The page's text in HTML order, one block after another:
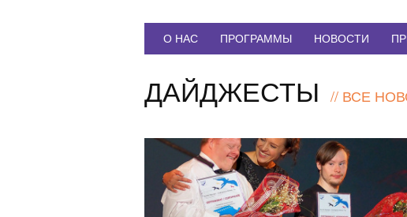
Главное
О НАС ПРОГРАММЫ НОВОСТИ
ДАЙДЖЕСТЫ // ВСЕ
Статья